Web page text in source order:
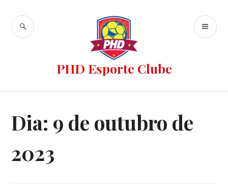
PHD Esporte Clube
Dia: 9 de outubro de
2023